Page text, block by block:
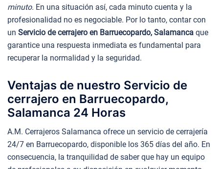
minuto. En una situación así, cada minuto cuenta y la
profesionalidad no es negociable. Por lo tanto, contar con
un Servicio de cerrajero en Barruecopardo, Salamanca que
garantice una respuesta inmediata es fundamental para
recuperar la normalidad y la seguridad.
Ventajas de nuestro Servicio de
cerrajero en Barruecopardo,
Salamanca 24 Horas
A.M. Cerrajeros Salamanca ofrece un servicio de cerrajería
24/7 en Barruecopardo, disponible los 365 días del año. En
consecuencia, la tranquilidad de saber que hay un equipo